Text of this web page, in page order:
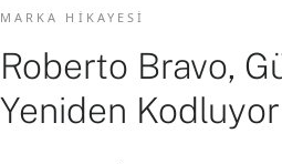
MARKA HIKAYESI
Roberto Bravo,
Yeniden Kodluyor